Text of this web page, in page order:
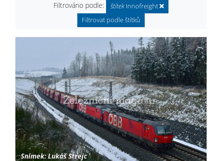
Filtrováno podle:
štítek Innofreight
Filtrovat podle štítků